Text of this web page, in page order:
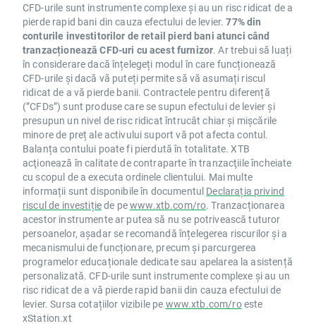
CFD-urile sunt instrumente complexe și au un risc ridicat de a
pierde rapid bani din cauza efectului de levier.77% din
conturile investitorilor de retail pierd bani atunci când
tranzacționează CFD-uri cu acest furnizor. Ar trebui să luați
în considerare dacă înțelegeți modul în care funcționează
CFD-urile și dacă vă puteți permite să vă asumați riscul
ridicat de a vă pierde banii. Contractele pentru diferență
(”CFDs”) sunt produse care se supun efectului de levier și
presupun un nivel de risc ridicat întrucât chiar și mișcările
minore de preț ale activului suport vă pot afecta contul.
Balanța contului poate fi pierdută în totalitate. XTB
acţionează în calitate de contraparte în tranzacţiile încheiate
cu scopul de a executa ordinele clientului. Mai multe
informații sunt disponibile în documentul Declarația privind
riscul de investițiede pewww.xtb.com/ro. Tranzacționarea
acestor instrumente ar putea să nu se potrivească tuturor
persoanelor, așadar se recomandă înțelegerea riscurilor și a
mecanismului de funcționare, precum și parcurgerea
programelor educaționale dedicate sau apelarea la asistență
personalizată. CFD-urile sunt instrumente complexe și au un
risc ridicat de a vă pierde rapid banii din cauza efectului de
levier. Sursa cotațiilor vizibile pe www.xtb.com/roeste
xStation.xt